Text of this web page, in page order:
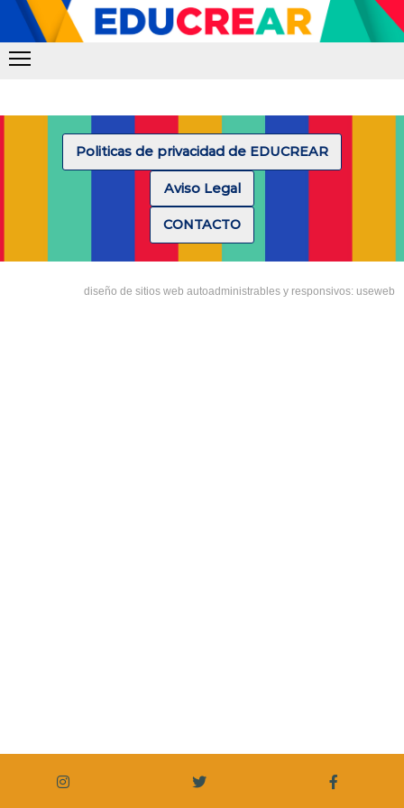
Politicas de privacidad de EDUCREAR
Aviso Legal
CONTACTO
diseño de sitios web autoadministrables y responsivos: useweb